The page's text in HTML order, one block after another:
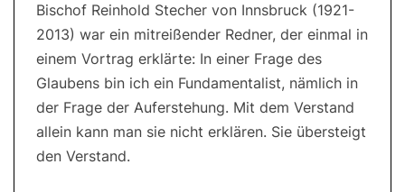
5a|
Lk
48
Bischof Reinhold Stecher von Innsbruck (1921-
2013) war ein mitreißender Redner, der einmal in
einem Vortrag erklärte: In einer Frage des
Glaubens bin ich ein Fundamentalist, nämlich in
der Frage der Auferstehung. Mit dem Verstand
allein kann man sie nicht erklären. Sie übersteigt
den Verstand.